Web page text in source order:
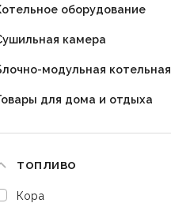
Котельное оборудование
Сушильная камера
Блочно-модульная котельная
Товары для дома и отдыха
ТОПЛИВО
Кора